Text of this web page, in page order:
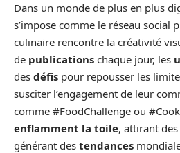
Dans un monde de plus en plus
s’impose comme le réseau social
culinaire rencontre la créativité
de publications chaque jour, les
des défis pour repousser les
susciter l’engagement de leur
comme #FoodChallenge ou
enflamment la toile, attirant des
générant des tendances